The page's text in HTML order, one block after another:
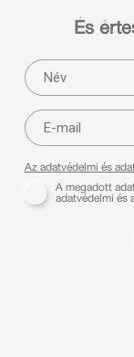
És
Az adatvédelmi és
A megadott